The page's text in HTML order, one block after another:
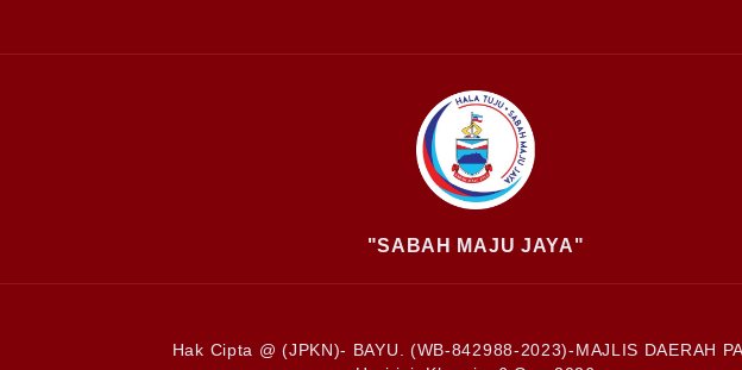
"SABAH MAJU JAYA"
Hak Cipta @ (JPKN)- BAYU. (WB-842988-2023)-MAJLIS DAERAH